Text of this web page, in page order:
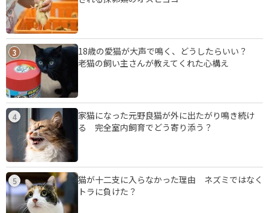
3
18歳の愛猫が大声で鳴く、どうしたらいい？
老猫の飼い主さんが教えてくれた心構え
4
家猫になった元野良猫が外に出たがり鳴き続け
る 完全室内飼育でどう寄り添う？
5
猫が十二支に入らなかった理由 ネズミではなく
トラに負けた？